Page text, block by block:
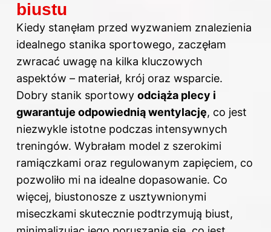
biustu
Kiedy stanęłam przed wyzwaniem znalezienia
idealnego stanika sportowego, zaczęłam
zwracać uwagę na kilka kluczowych
aspektów – materiał, krój oraz wsparcie.
Dobry stanik sportowy odciąża plecy i
gwarantuje odpowiednią wentylację, co jest
niezwykle istotne podczas intensywnych
treningów. Wybrałam model z szerokimi
ramiączkami oraz regulowanym zapięciem, co
pozwoliło mi na idealne dopasowanie. Co
więcej, biustonosze z usztywnionymi
miseczkami skutecznie podtrzymują biust,